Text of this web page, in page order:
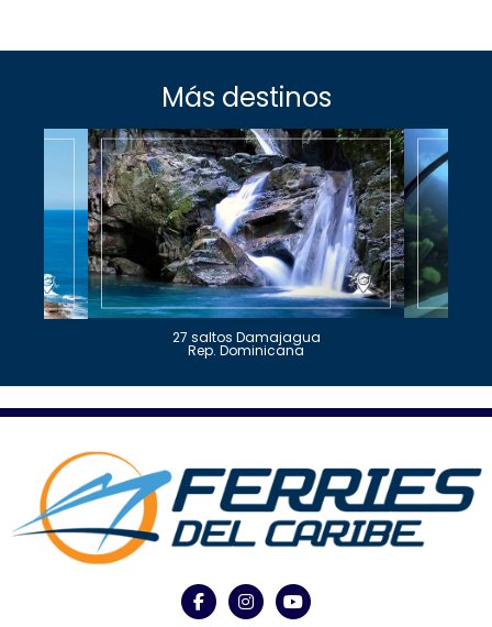
Más destinos
27 saltos Damajagua
Rep. Dominicana